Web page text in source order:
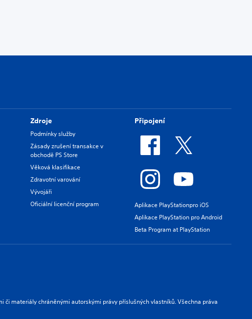
Zdroje
Podmínky služby
Zásady zrušení transakce v
obchodě PS Store
Věková klasifikace
Zdravotní varování
Vývojáři
Oficiální licenční program
Připojení
Aplikace PlayStationpro iOS
Aplikace PlayStation pro Android
Beta Program at PlayStation
materiály chráněnými autorskými právy příslušných vlastníků. Všechna práva